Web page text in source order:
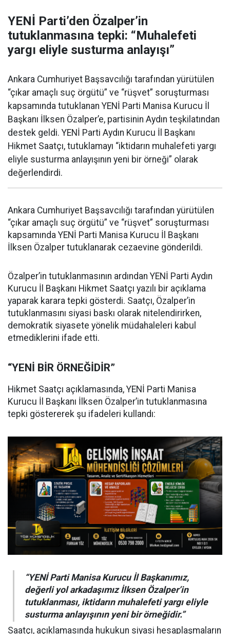
YENİ Parti’den Özalper’in
tutuklanmasına tepki: “Muhalefeti
yargı eliyle susturma anlayışı”
Ankara Cumhuriyet Başsavcılığı tarafından yürütülen
“çıkar amaçlı suç örgütü” ve “rüşvet” soruşturması
kapsamında tutuklanan YENİ Parti Manisa Kurucu İl
Başkanı İlksen Özalper’e, partisinin Aydın teşkilatından
destek geldi. YENİ Parti Aydın Kurucu İl Başkanı
Hikmet Saatçı, tutuklamayı “iktidarın muhalefeti yargı
eliyle susturma anlayışının yeni bir örneği” olarak
değerlendirdi.
Ankara Cumhuriyet Başsavcılığı tarafından yürütülen
“çıkar amaçlı suç örgütü” ve “rüşvet” soruşturması
kapsamında YENİ Parti Manisa Kurucu İl Başkanı
İlksen Özalper tutuklanarak cezaevine gönderildi.
Özalper’in tutuklanmasının ardından YENİ Parti Aydın
Kurucu İl Başkanı Hikmet Saatçı yazılı bir açıklama
yaparak karara tepki gösterdi. Saatçı, Özalper’in
tutuklanmasını siyasi baskı olarak nitelendirirken,
demokratik siyasete yönelik müdahaleleri kabul
etmediklerini ifade etti.
“YENİ BİR ÖRNEĞİDİR”
Hikmet Saatçı açıklamasında, YENİ Parti Manisa
Kurucu İl Başkanı İlksen Özalper’in tutuklanmasına
tepki göstererek şu ifadeleri kullandı:
“YENİ Parti Manisa Kurucu İl Başkanımız,
değerli yol arkadaşımız İlksen Özalper’in
tutuklanması, iktidarın muhalefeti yargı eliyle
susturma anlayışının yeni bir örneğidir.”
Saatçı, açıklamasında hukukun siyasi hesaplaşmaların